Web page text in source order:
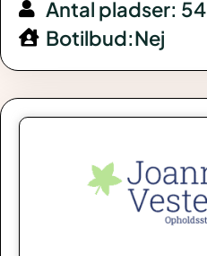
Antal pladser: 54
Botilbud:Nej